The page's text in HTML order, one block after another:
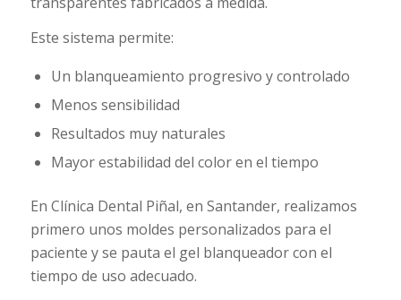
Este sistema permite:
Un blanqueamiento progresivo y controlado
Menos sensibilidad
Resultados muy naturales
Mayor estabilidad del color en el tiempo
En Clínica Dental Piñal, en Santander, realizamos
primero unos moldes personalizados para el
paciente y se pauta el gel blanqueador con el
tiempo de uso adecuado.